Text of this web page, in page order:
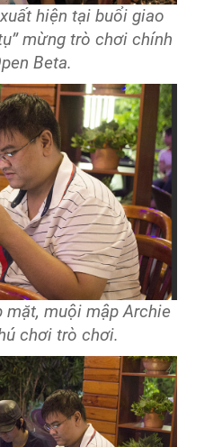
hiện tại buổi giao
mừng trò chơi chính
Beta.
mặt, muội mập Archie
chơi trò chơi.